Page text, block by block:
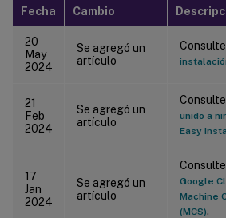
Fecha Cambio
20
May
2024
Se agregó un
artículo
Consulte
21
Feb
2024
Se agregó un
artículo
Consulte
unido a
Easy
17
Jan
2024
Se agregó un
artículo
Consulte
Google
Machine
(MCS).